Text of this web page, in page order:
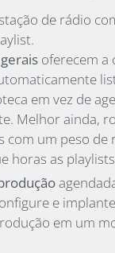
de rádio
oferecem a
em vez de
Melhor ainda,
com um peso de
horas as
e
em um